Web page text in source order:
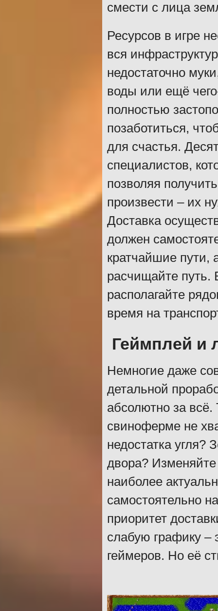
смести с лица
Ресурсов в игре
вся
недостаточно
воды или ещё
полностью
позаботиться,
для счастья.
специалистов,
позволяя
произвести – их
Доставка
должен
кратчайшие пути,
расчищайте
располагайте
время на
Геймплей и
Немногие даже
детальной
абсолютно за
свиноферме не
недостатка угля?
двора?
наиболее
самостоятельно
приоритет
слабую графику –
геймеров. Но её